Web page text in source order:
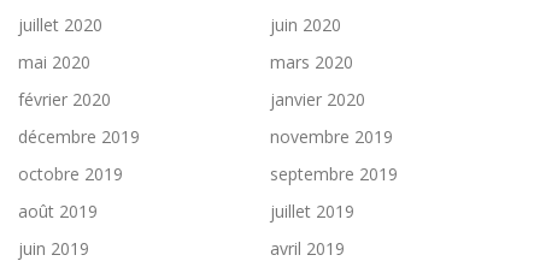
juillet 2020
juin 2020
mai 2020
mars 2020
février 2020
janvier 2020
décembre 2019
novembre 2019
octobre 2019
septembre 2019
août 2019
juillet 2019
juin 2019
avril 2019